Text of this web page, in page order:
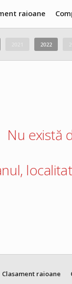
raioane
2022
Nu există
Clasament raioane